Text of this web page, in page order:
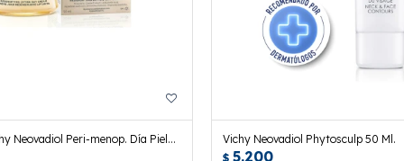
Neovadiol Peri-menop. Día Piel
50ml
Vichy Neovadiol Phytosculp 50 Ml.
$ 5.200